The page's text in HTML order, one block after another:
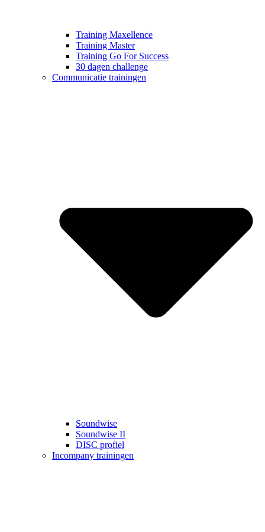
Training Maxellence
Training Master
Training Go For Success
30 dagen challenge
Communicatie trainingen
Soundwise
Soundwise II
DISC profiel
Incompany trainingen